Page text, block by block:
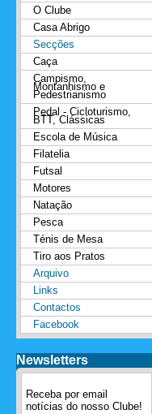
O Clube
Casa Abrigo
Secções
Caça
Campismo,
Montanhismo e
Pedestrianismo
Pedal - Cicloturismo,
BTT, Clássicas
Escola de Música
Filatelia
Futsal
Motores
Natação
Pesca
Ténis de Mesa
Tiro aos Pratos
Arquivo
Links
Contactos
Facebook
Newsletters
Receba por email
notícias do nosso Clube!